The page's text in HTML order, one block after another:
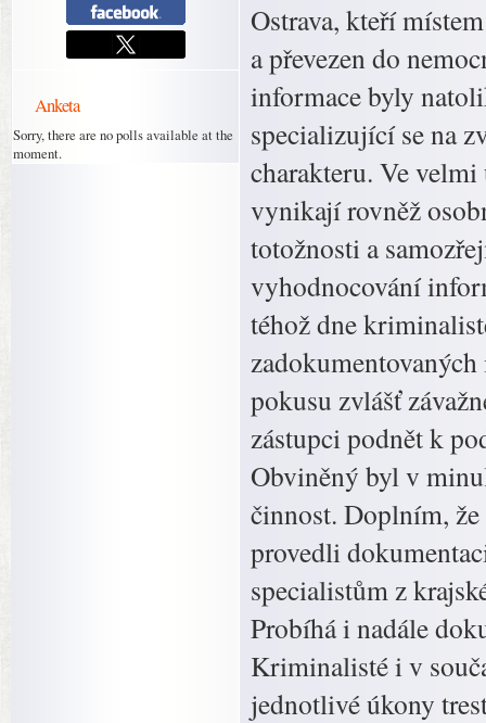
Anketa
Sorry, there are no polls available at the
moment.
Ostrava, kteří
a převezen do
informace byly
specializující se na
charakteru. Ve
vynikají rovněž
totožnosti a
vyhodnocování
téhož dne
pokusu zvlášť
zástupci podnět k
Obviněný byl v
činnost. Doplním,
provedli
specialistům z
Probíhá i nadále
Kriminalisté i v
jednotlivé úkony